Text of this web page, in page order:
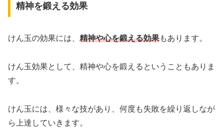
精神を鍛える効果
けん玉の効果には、 精神や心を鍛える効果もあります。
けん玉効果として、精神や心を鍛えるということもありま
す。
けん玉には、様々な技があり、何度も失敗を繰り返しなが
ら上達していきます。